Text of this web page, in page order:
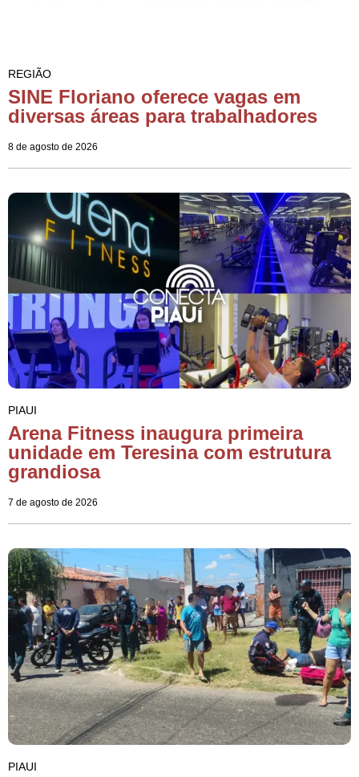
REGIÃO
SINE Floriano oferece vagas em
diversas áreas para trabalhadores
8 de agosto de 2026
PIAUI
Arena Fitness inaugura primeira
unidade em Teresina com estrutura
grandiosa
7 de agosto de 2026
PIAUI